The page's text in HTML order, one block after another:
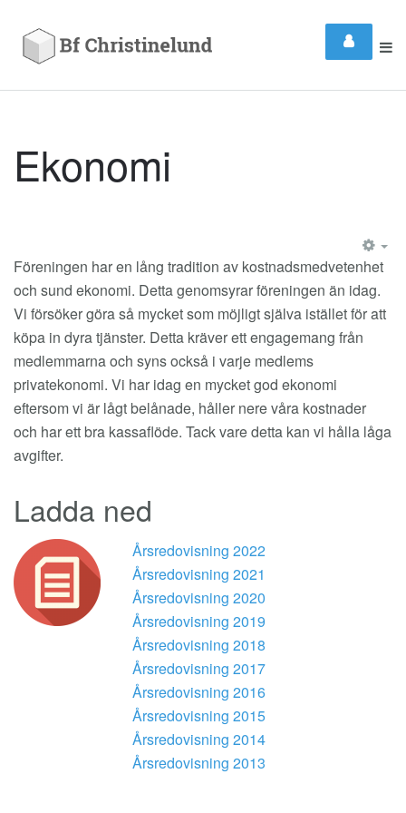
Ekonomi
Föreningen har en lång tradition av kostnadsmedvetenhet
och sund ekonomi. Detta genomsyrar föreningen än idag.
Vi försöker göra så mycket som möjligt själva istället för att
köpa in dyra tjänster. Detta kräver ett engagemang från
medlemmarna och syns också i varje medlems
privatekonomi. Vi har idag en mycket god ekonomi
eftersom vi är lågt belånade, håller nere våra kostnader
och har ett bra kassaflöde. Tack vare detta kan vi hålla låga
avgifter.
Ladda ned
Årsredovisning 2022
Årsredovisning 2021
Årsredovisning 2020
Årsredovisning 2019
Årsredovisning 2018
Årsredovisning 2017
Årsredovisning 2016
Årsredovisning 2015
Årsredovisning 2014
Årsredovisning 2013